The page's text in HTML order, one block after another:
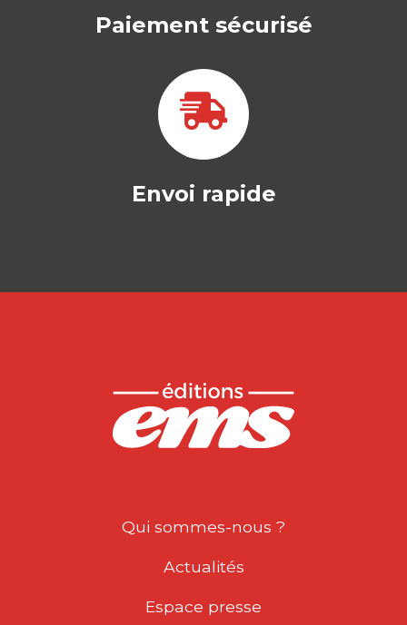
Paiement sécurisé
Envoi rapide
Qui sommes-nous ?
Actualités
Espace presse